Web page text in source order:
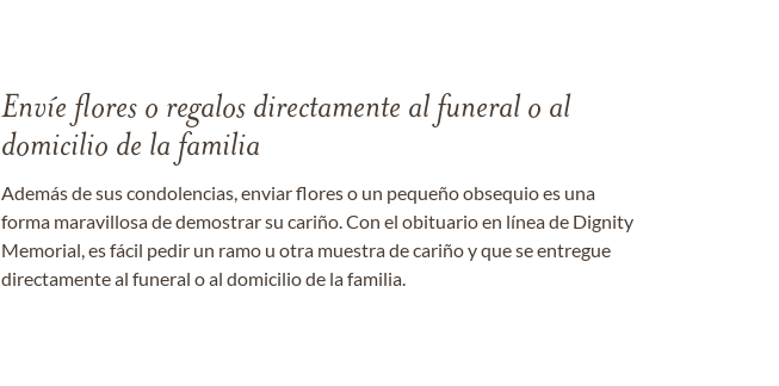
Envíe flores o regalos directamente al funeral o al
domicilio de la familia
Además de sus condolencias, enviar flores o un pequeño obsequio es una
forma maravillosa de demostrar su cariño. Con el obituario en línea de Dignity
Memorial, es fácil pedir un ramo u otra muestra de cariño y que se entregue
directamente al funeral o al domicilio de la familia.